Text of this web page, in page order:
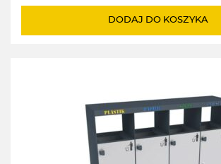
DODAJ DO KOSZYKA